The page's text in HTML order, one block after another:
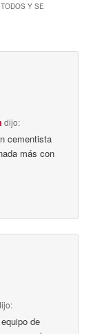
Y SE
dijo:
cementista
más con
de